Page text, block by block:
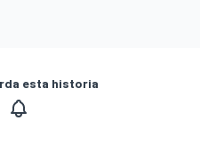
esta historia